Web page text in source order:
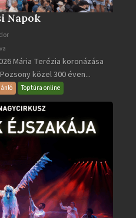
Napok
Mária Terézia koronázása
közel 300 éven...
Toptúra online